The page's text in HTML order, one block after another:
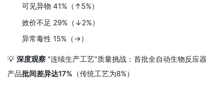
可见异物 41%（↑5%）
效价不足 29%（↓2%）
异常毒性 15%（→）
💡 深度观察 "连续生产工艺"质量挑战：首批全自动生物反应器
产品批间差异达17% （传统工艺为8%）